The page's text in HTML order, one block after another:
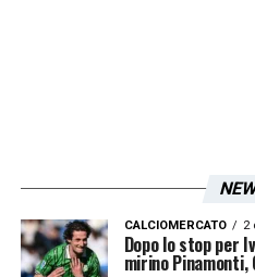
CALCIOMERCATO 2
Dopo lo stop per
mirino Pinamonti,